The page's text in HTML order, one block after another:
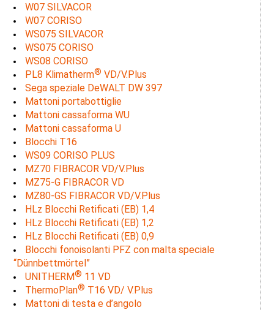
W07 SILVACOR
W07 CORISO
WS075 SILVACOR
WS075 CORISO
WS08 CORISO
PL8 Klimatherm® VD/V.Plus
Sega speziale DeWALT DW 397
Mattoni portabottiglie
Mattoni cassaforma WU
Mattoni cassaforma U
Blocchi T16
WS09 CORISO PLUS
MZ70 FIBRACOR VD/V.Plus
MZ75-G FIBRACOR VD
MZ80-GS FIBRACOR VD/V.Plus
HLz Blocchi Retificati (EB) 1,4
HLz Blocchi Retificati (EB) 1,2
HLz Blocchi Retificati (EB) 0,9
Blocchi fonoisolanti PFZ con malta speciale
“Dünnbettmörtel”
UNITHERM® 11 VD
ThermoPlan® T16 VD/ V.Plus
Mattoni di testa e d’angolo